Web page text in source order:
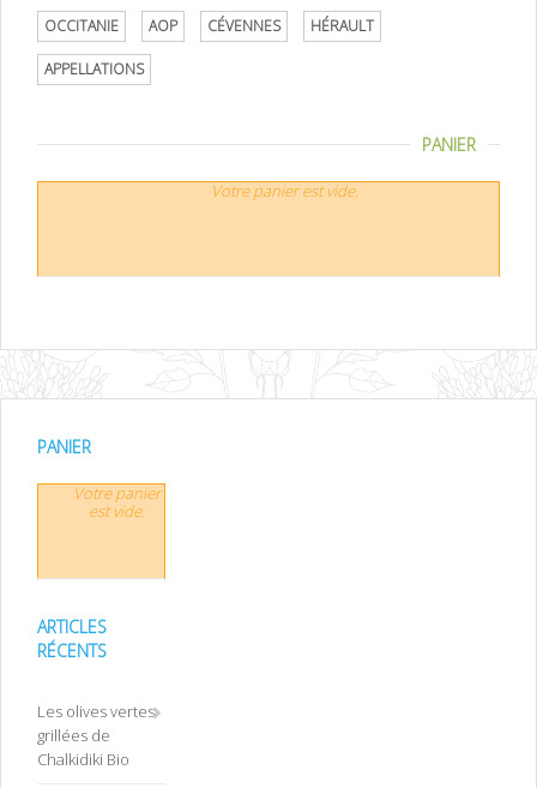
OCCITANIE AOP CÉVENNES HÉRAULT
APPELLATIONS
PANIER
Votre panier est vide.
PANIER
Votre panier
est vide.
ARTICLES
RÉCENTS
Les olives vertes
grillées de
Chalkidiki Bio